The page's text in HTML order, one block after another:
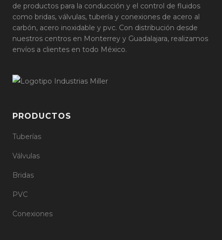
de productos para la conducción y el control de fluidos
como bridas, válvulas, tubería y conexiones de acero al
carbón, acero inoxidable y pvc. Con distribución desde
nuestros centros en Monterrey y Guadalajara, realizamos
envíos a clientes en todo México.
PRODUCTOS
Tuberías
Válvulas
Bridas
PVC
Conexiones